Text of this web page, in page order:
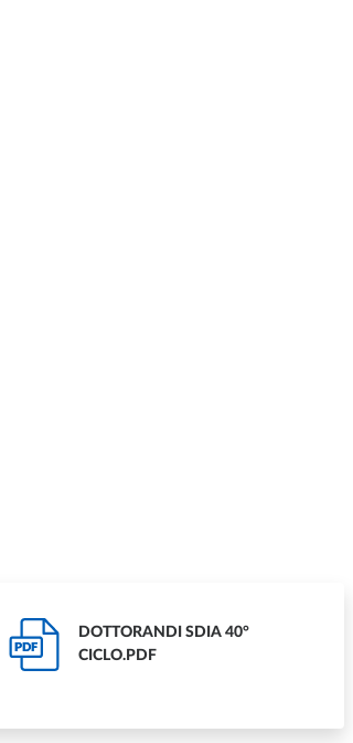
PDF
DOTTORANDI SDIA 40°
CICLO.PDF